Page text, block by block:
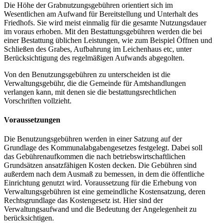
Die Höhe der Grabnutzungsgebühren orientiert sich im
Wesentlichen am Aufwand für Bereitstellung und Unterhalt des
Friedhofs. Sie wird meist einmalig für die gesamte Nutzungsdauer
im voraus erhoben. Mit den Bestattungsgebühren werden die bei
einer Bestattung üblichen Leistungen, wie zum Beispiel Öffnen und
Schließen des Grabes, Aufbahrung im Leichenhaus etc, unter
Berücksichtigung des regelmäßigen Aufwands abgegolten.
Von den Benutzungsgebühren zu unterscheiden ist die
Verwaltungsgebühr, die die Gemeinde für Amtshandlungen
verlangen kann, mit denen sie die bestattungsrechtlichen
Vorschriften vollzieht.
Voraussetzungen
Die Benutzungsgebühren werden in einer Satzung auf der
Grundlage des Kommunalabgabengesetzes festgelegt. Dabei soll
das Gebührenaufkommen die nach betriebswirtschaftlichen
Grundsätzen ansatzfähigen Kosten decken. Die Gebühren sind
außerdem nach dem Ausmaß zu bemessen, in dem die öffentliche
Einrichtung genutzt wird. Voraussetzung für die Erhebung von
Verwaltungsgebühren ist eine gemeindliche Kostensatzung, deren
Rechtsgrundlage das Kostengesetz ist. Hier sind der
Verwaltungsaufwand und die Bedeutung der Angelegenheit zu
berücksichtigen.